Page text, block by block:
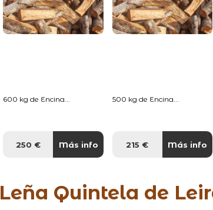
600 kg de Encina...
250 € Más info
500 kg de Encina...
215 € Más info
Leña Quintela de